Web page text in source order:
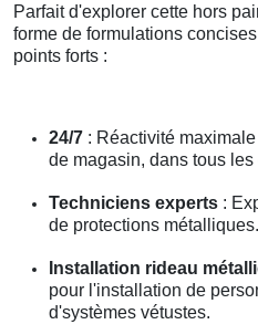
Parfait d'explorer cette hors
forme de formulations
points forts :
24/7 : Réactivité
de magasin, dans tous les
Techniciens experts :
de protections métalliques.
Installation rideau
pour l'installation de
d'systèmes vétustes.